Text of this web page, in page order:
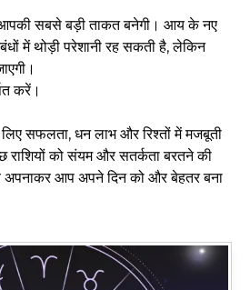
सबसे बड़ी ताकत बनेगी। आय के नए
में थोड़ी परेशानी रह सकती है, लेकिन
करें।
सफलता, धन लाभ और रिश्तों में मजबूती
को संयम और सतर्कता बरतने की
अपनाकर आप अपने दिन को और बेहतर बना